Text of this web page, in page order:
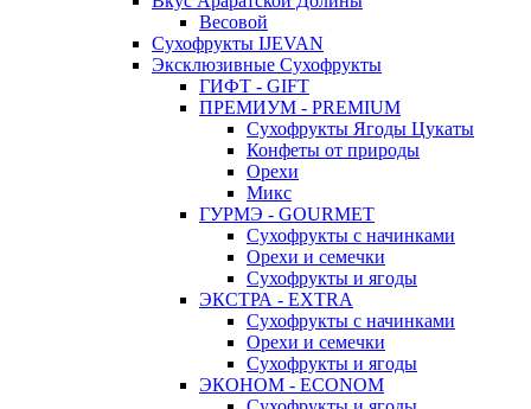
Весовой
Сухофрукты IJEVAN
Эксклюзивные Сухофрукты
ГИФТ - GIFT
ПРЕМИУМ - PREMIUM
Сухофрукты Ягоды Цукаты
Конфеты от природы
Орехи
Микс
ГУРМЭ - GOURMET
Сухофрукты с начинками
Орехи и семечки
Сухофрукты и ягоды
ЭКСТРА - EXTRA
Сухофрукты с начинками
Орехи и семечки
Сухофрукты и ягоды
ЭКОНОМ - ECONOM